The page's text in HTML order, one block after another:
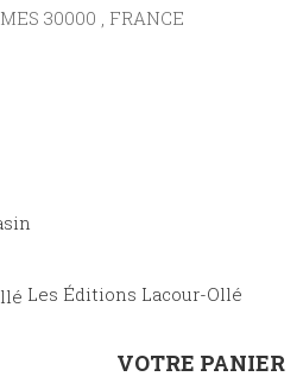
30000 , FRANCE
Les Éditions Lacour-Ollé
VOTRE PANIER